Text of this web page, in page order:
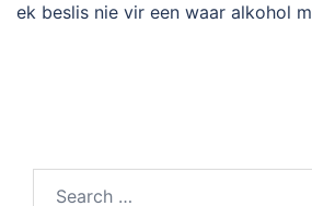
ek beslis nie vir een waar alkohol